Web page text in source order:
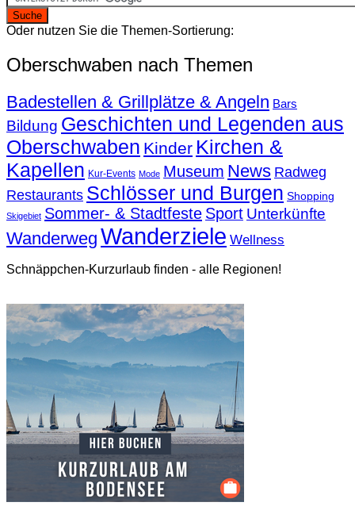
Oder nutzen Sie die Themen-Sortierung:
Oberschwaben nach Themen
Badestellen & Grillplätze & Angeln Bars
Bildung Geschichten und Legenden aus
Oberschwaben Kinder Kirchen &
Kapellen Kur-Events Mode Museum News Radweg
Restaurants Schlösser und Burgen Shopping
Skigebiet Sommer- & Stadtfeste Sport Unterkünfte
Wanderweg Wanderziele Wellness
Schnäppchen-Kurzurlaub finden - alle Regionen!